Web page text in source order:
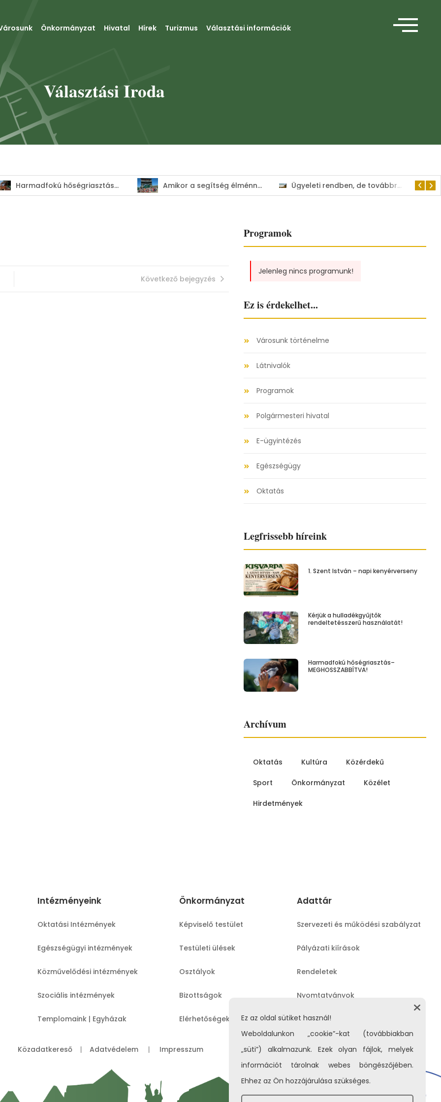
Önkormányzat Hivatal Hírek Turizmus Választási információk
Választási Iroda
Harmadfokú hőségriasztás–MEGHOSSZABBÍTVA! Amikor a segítség élménnyé válik Ügyeleti rendben, de továbbra is a lakosság szolgálatában tart nyitva a Kisvárdai Polgármesteri Hivatal
Következő bejegyzés
Programok
Jelenleg nincs programunk!
Ez is érdekelhet...
Városunk történelme
Látnivalók
Programok
Polgármesteri hivatal
E-ügyintézés
Egészségügy
Oktatás
Legfrissebb híreink
1. Szent István – napi kenyérverseny
Kérjük a hulladékgyűjtők
rendeltetésszerű használatát!
Harmadfokú hőségriasztás–
MEGHOSSZABBÍTVA!
Archívum
Oktatás Kultúra Közérdekű
Sport Önkormányzat Közélet
Hirdetmények
Ez az oldal sütiket használ!
Weboldalunkon „cookie”-kat (továbbiakban
„süti”) alkalmazunk. Ezek olyan fájlok, melyek
információt tárolnak webes böngészőjében.
Ehhez az Ön hozzájárulása szükséges.
Intézményeink
Oktatási Intézmények
Egészségügyi intézmények
Közművelődési intézmények
Szociális intézmények
Templomaink | Egyházak
Önkormányzat
Képviselő testület
Testületi ülések
Osztályok
Bizottságok
Elérhetőségek
Adattár
Szervezeti és működési szabályzat
Pályázati kiírások
Rendeletek
Nyomtatványok
Közérdekű adatok
Közadatkereső Adatvédelem Impresszum